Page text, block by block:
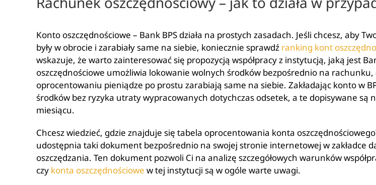
Konto oszczędnościowe – Bank BPS działa na prostych zasadach. Jeśli chcesz, aby
były w obrocie i zarabiały same na siebie, koniecznie sprawdź ranking kont
wskazuje, że warto zainteresować się propozycją współpracy z instytucją, jaką jest
oszczędnościowe umożliwia lokowanie wolnych środków bezpośrednio na rachunku,
oprocentowaniu pieniądze po prostu zarabiają same na siebie. Zakładając konto w
środków bez ryzyka utraty wypracowanych dotychczas odsetek, a te dopisywane są
miesiącu.
Chcesz wiedzieć, gdzie znajduje się tabela oprocentowania konta
udostępnia taki dokument bezpośrednio na swojej stronie internetowej w zakładce
oszczędzania. Ten dokument pozwoli Ci na analizę szczegółowych warunków
czy konta oszczędnościowe w tej instytucji są w ogóle warte uwagi.